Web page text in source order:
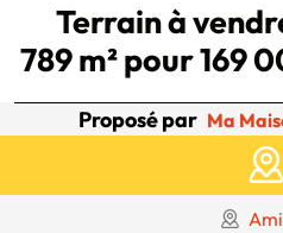
Terrain à
789 m² pour 169
Proposé par Ma